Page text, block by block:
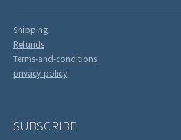
Shipping
Refunds
Terms-and-conditions
privacy-policy
SUBSCRIBE